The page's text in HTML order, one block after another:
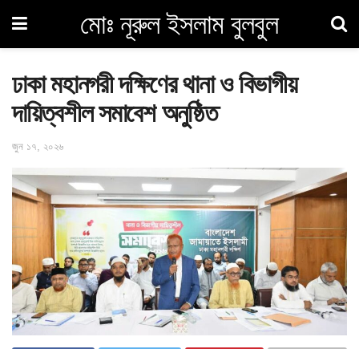
মোঃ নূরুল ইসলাম বুলবুল
ঢাকা মহানগরী দক্ষিণের থানা ও বিভাগীয়
দায়িত্বশীল সমাবেশ অনুষ্ঠিত
জুন ১৭, ২০২৬